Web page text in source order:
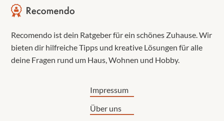
Recomendo ist dein Ratgeber für ein schönes Zuhause. Wir
bieten dir hilfreiche Tipps und kreative Lösungen für alle
deine Fragen rund um Haus, Wohnen und Hobby.
Impressum
Über uns